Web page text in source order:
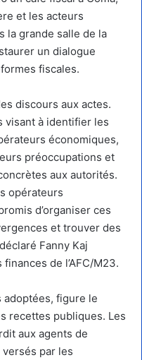
et les acteurs
la grande salle de la
un dialogue
fiscales.
discours aux actes.
visant à identifier les
économiques,
préoccupations et
aux autorités.
opérateurs
d’organiser ces
et trouver des
Fanny Kaj
de l’AFC/M23.
figure le
recettes publiques. Les
aux agents de
par les